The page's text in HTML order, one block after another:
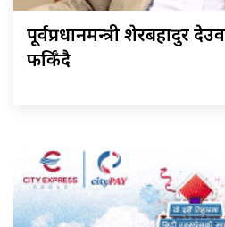
पूर्वप्रधानमन्त्री शेरबहादुर
फर्किँदै